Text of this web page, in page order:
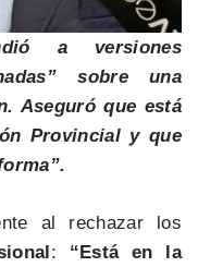
a versiones
sobre una
Aseguró que está
Provincial y que
al rechazar los
: “Está en la